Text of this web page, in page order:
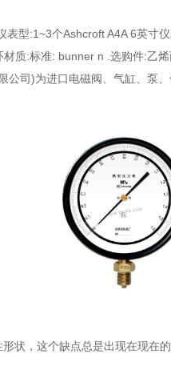
型:1~3个Ashcroft A4A 6英寸
质:标准: bunner n .选购件:乙
司)为进口电磁阀、气缸、泵、
状，这个缺点总是出现在现在